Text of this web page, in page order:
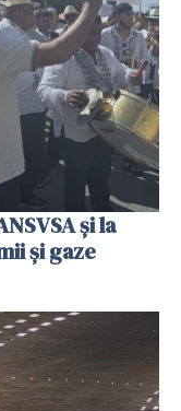
și la
și gaze